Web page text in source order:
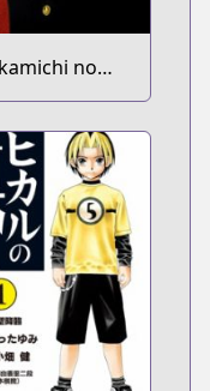
no